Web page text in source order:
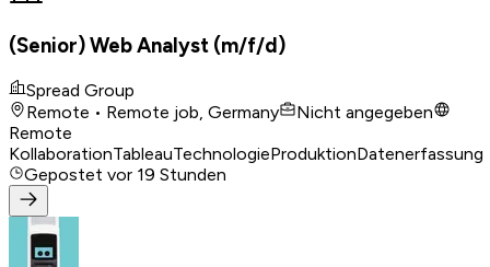
(Senior) Web Analyst (m/f/d)
Spread Group
Remote • Remote job, Germany
Nicht angegeben
Remote
KollaborationTableauTechnologieProduktionDatenerfassung
Gepostet vor 19 Stunden